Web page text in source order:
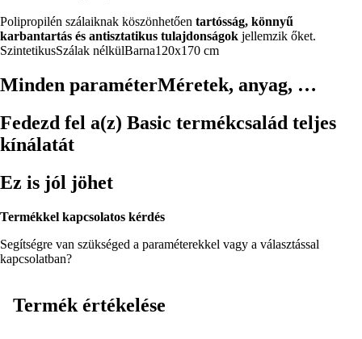
Polipropilén szálaiknak köszönhetően tartósság, könnyű
karbantartás és antisztatikus tulajdonságok jellemzik őket.
SzintetikusSzálak nélkülBarna120x170 cm
Minden paraméterMéretek, anyag, …
Fedezd fel a(z) Basic termékcsalád teljes
kínálatát
Ez is jól jöhet
Termékkel kapcsolatos kérdés
Segítségre van szükséged a paraméterekkel vagy a választással
kapcsolatban?
Termék értékelése